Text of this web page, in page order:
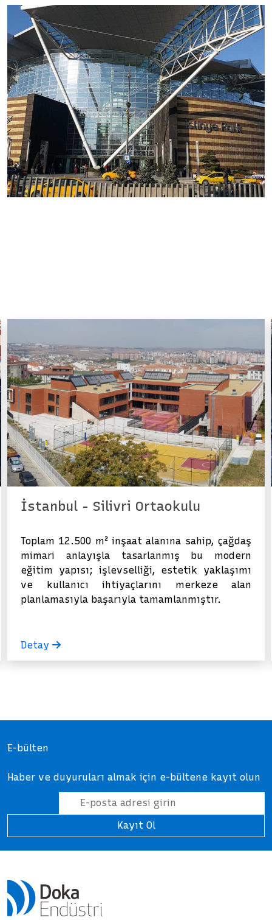
İstanbul - Silivri Ortaokulu
Toplam 12.500 m² inşaat alanına sahip, çağdaş
mimari anlayışla tasarlanmış bu modern
eğitim yapısı; işlevselliği, estetik yaklaşımı
ve kullanıcı ihtiyaçlarını merkeze alan
planlamasıyla başarıyla tamamlanmıştır.
Detay
E-bülten
Haber ve duyuruları almak için e-bültene kayıt olun
Kayıt Ol